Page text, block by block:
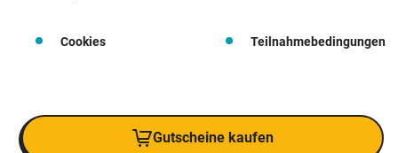
Cookies Teilnahmebedingungen
Gutscheine kaufen